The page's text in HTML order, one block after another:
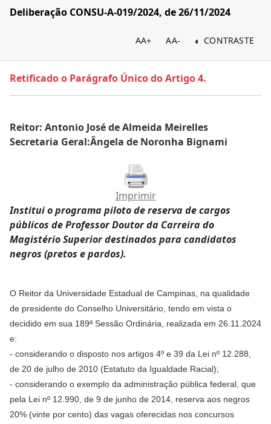
Deliberação CONSU-A-019/2024, de 26/11/2024
AA+ AA- CONTRASTE
Retificado o Parágrafo Único do Artigo 4.
Reitor: Antonio José de Almeida Meirelles
Secretaria Geral:Ângela de Noronha Bignami
Imprimir
Institui o programa piloto de reserva de cargos
públicos de Professor Doutor da Carreira do
Magistério Superior destinados para candidatos
negros (pretos e pardos).
O Reitor da Universidade Estadual de Campinas, na qualidade
de presidente do Conselho Universitário, tendo em vista o
decidido em sua 189ª Sessão Ordinária, realizada em 26.11.2024
e:
- considerando o disposto nos artigos 4º e 39 da Lei nº 12.288,
de 20 de julho de 2010 (Estatuto da Igualdade Racial);
- considerando o exemplo da administração pública federal, que
pela Lei nº 12.990, de 9 de junho de 2014, reserva aos negros
20% (vinte por cento) das vagas oferecidas nos concursos